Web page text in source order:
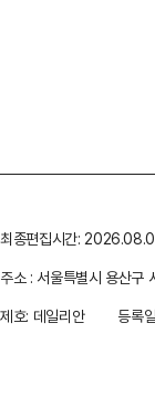
최종편집시간:
주소 : 서울특별시 용산구
제호: 데일리안
등록